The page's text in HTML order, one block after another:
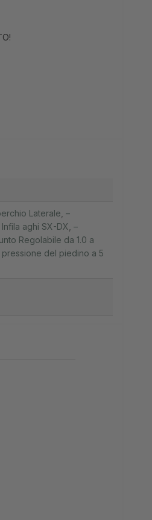
Laterale –
Infila aghi SX-DX –
Regolabile da 1.0 a
del piedino a 5